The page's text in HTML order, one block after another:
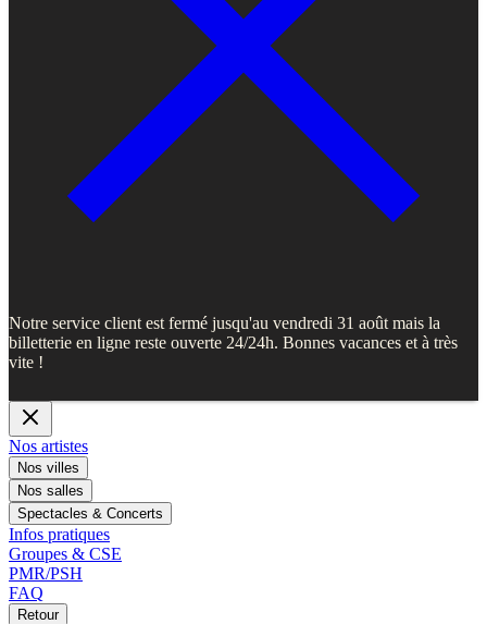
Notre service client est fermé jusqu'au vendredi 31 août mais la
billetterie en ligne reste ouverte 24/24h. Bonnes vacances et à très
vite !
Nos artistes
Nos villes
Nos salles
Spectacles & Concerts
Infos pratiques
Groupes & CSE
PMR/PSH
FAQ
Retour